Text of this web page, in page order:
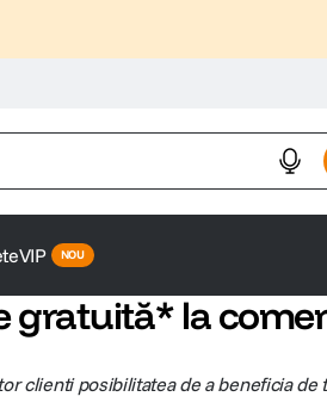
VIP
gratuită* la
clienti posibilitatea de a beneficia de